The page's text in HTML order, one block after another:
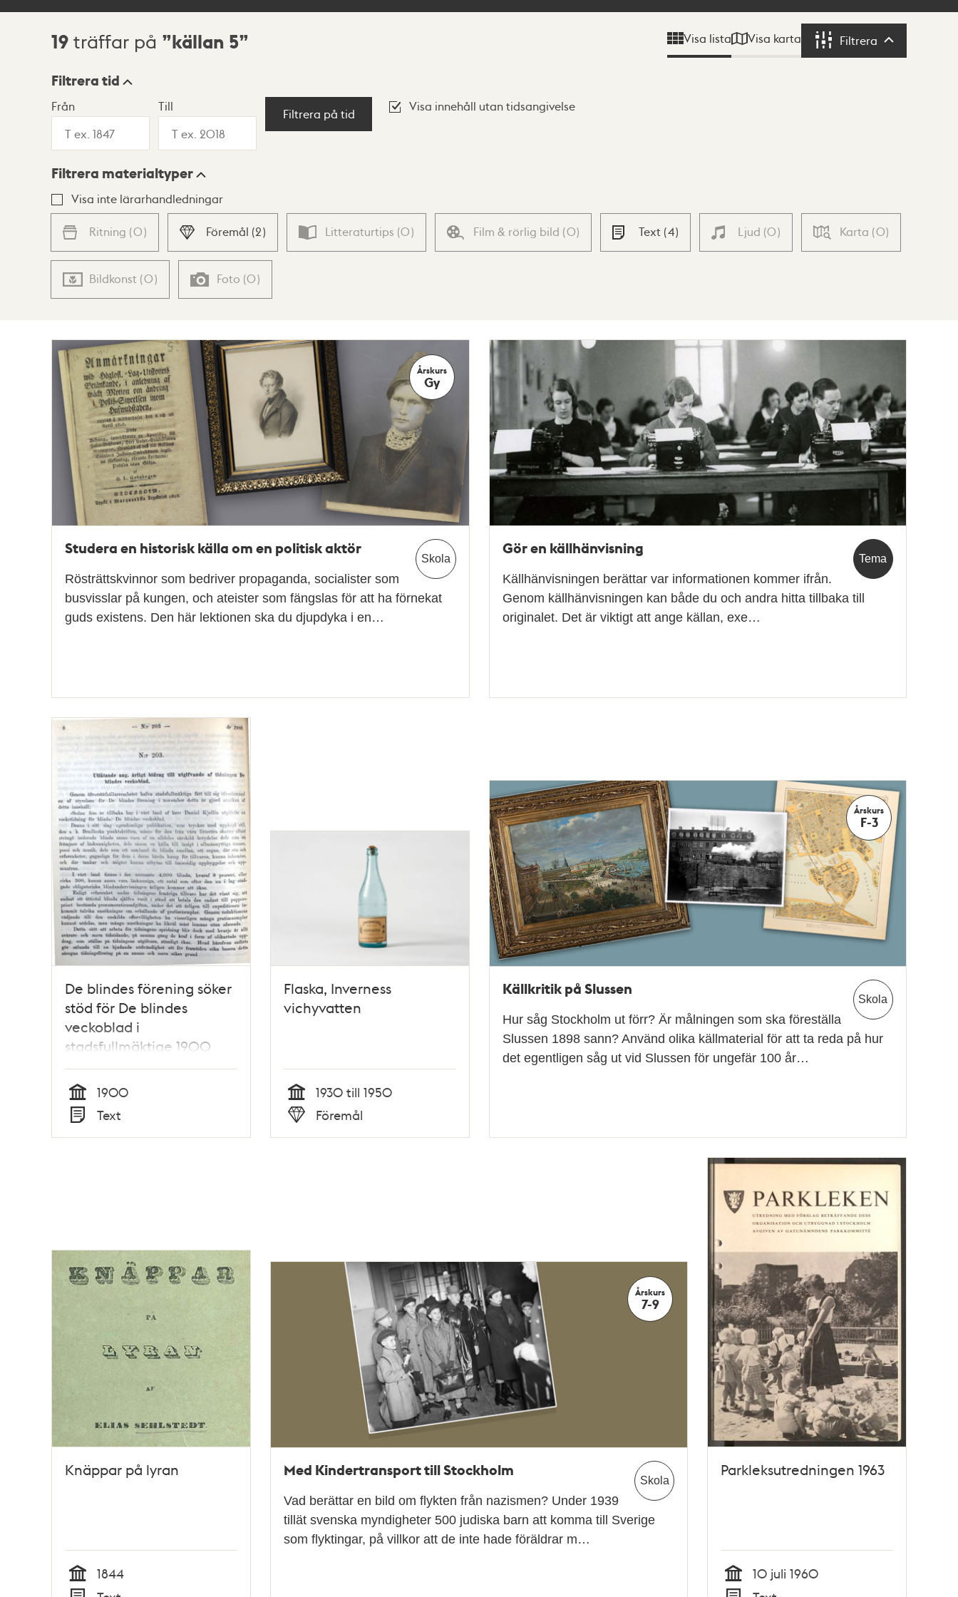
Sökresultat
19 träffar på källan 5 Visa lista Visa karta Filtrera Filtrera
Visningsläge
Lista Karta
Filtrera tid
Från Till
Filtrera på tid
Visa innehåll utan tidsangivelse
Filtrera materialtyper
Visa inte lärarhandledningar
Ritning (0) Föremål (2) Litteraturtips (0) Film & rörlig bild (0) Text (4) Ljud (0) Karta (0)
Bildkonst (0) Foto (0)
Årskurs
Gy
Skola
Studera en historisk källa om en politisk aktör
Rösträttskvinnor som bedriver propaganda, socialister som
busvisslar på kungen, och ateister som fängslas för att ha förnekat
guds existens. Den här lektionen ska du djupdyka i en…
Tema
Gör en källhänvisning
Källhänvisningen berättar var informationen kommer ifrån.
Genom källhänvisningen kan både du och andra hitta tillbaka till
originalet. Det är viktigt att ange källan, exe…
De blindes förening söker
stöd för De blindes
veckoblad i
stadsfullmäktige 1900
Tid
1900
Typ
Text
Flaska, Inverness
vichyvatten
Tid
1930 till 1950
Typ
Föremål
Årskurs
F-3
Skola
Källkritik på Slussen
Hur såg Stockholm ut förr? Är målningen som ska föreställa
Slussen 1898 sann? Använd olika källmaterial för att ta reda på hur
det egentligen såg ut vid Slussen för ungefär 100 år…
Knäppar på lyran
Tid
1844
Årskurs
7-9
Skola
Med Kindertransport till Stockholm
Vad berättar en bild om flykten från nazismen? Under 1939
tillät svenska myndigheter 500 judiska barn att komma till Sverige
som flyktingar, på villkor att de inte hade föräldrar m…
Parkleksutredningen 1963
Tid
10 juli 1960